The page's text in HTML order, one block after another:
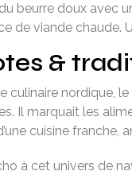
beurre doux avec
de viande chaude.
&
culinaire nordique,
Il marquait les
cuisine
à cet univers de